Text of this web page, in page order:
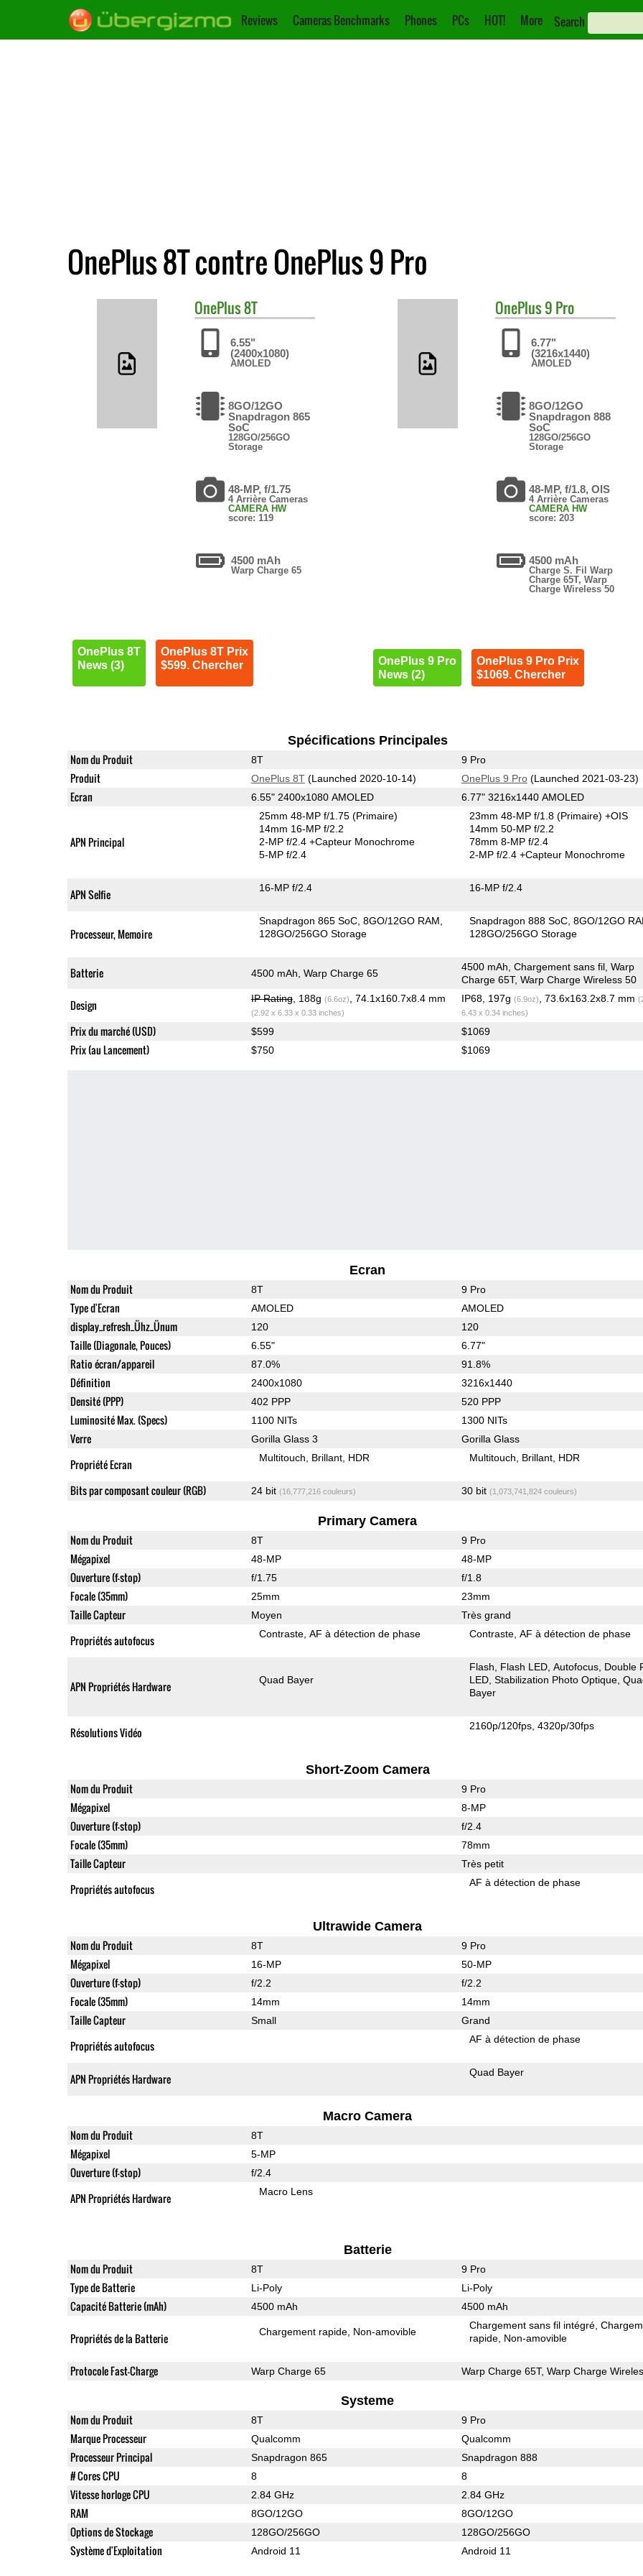
Reviews Cameras Benchmarks Phones PCs HOT! More Search
OnePlus 8T contre OnePlus 9 Pro
OnePlus8T
6.55"
(2400x1080)
AMOLED
8GO/12GO
Snapdragon 865
SoC
128GO/256GO
Storage
48-MP, f/1.75
4 Arrière Cameras
CAMERA HW
score: 119
4500 mAh
Warp Charge 65
OnePlus 8T
News (3)
OnePlus 8T Prix
$599. Chercher
OnePlus9 Pro
6.77"
(3216x1440)
AMOLED
8GO/12GO
Snapdragon 888
SoC
128GO/256GO
Storage
48-MP, f/1.8, OIS
4 Arrière Cameras
CAMERA HW
score: 203
4500 mAh
Charge S. Fil Warp
Charge 65T, Warp
Charge Wireless 50
OnePlus 9 Pro
News (2)
OnePlus 9 Pro Prix
$1069. Chercher
Spécifications Principales
Nom du Produit 8T 9 Pro
Produit OnePlus 8T(Launched 2020-10-14) OnePlus 9 Pro(Launched 2021-03-23)
Ecran 6.55" 2400x1080 AMOLED 6.77" 3216x1440 AMOLED
APN Principal
25mm 48-MP f/1.75(Primaire)
14mm 16-MP f/2.2
2-MP f/2.4+Capteur Monochrome
5-MP f/2.4
23mm 48-MP f/1.8(Primaire) +OIS
14mm 50-MP f/2.2
78mm 8-MP f/2.4
2-MP f/2.4+Capteur Monochrome
APN Selfie 16-MP f/2.4 16-MP f/2.4
Processeur, Memoire
Snapdragon 865 SoC 8GO/12GO RAM
128GO/256GO Storage
Snapdragon 888 SoC 8GO/12GO
128GO/256GO Storage
Batterie 4500 mAh, Warp Charge 65
4500 mAh, Chargement sans fil, Warp
Charge 65T, Warp Charge Wireless 50
Design IP Rating, 188g (6.6oz) , 74.1x160.7x8.4 mm
(2.92 x 6.33 x 0.33 inches)
IP68, 197g (6.9oz) , 73.6x163.2x8.7 mm
6.43 x 0.34 inches)
Prix du marché (USD) $599 $1069
Prix (au Lancement) $750 $1069
Ecran
Nom du Produit 8T 9 Pro
Type d'Ecran AMOLED AMOLED
display_refresh_Ühz_Ünum 120 120
Taille (Diagonale, Pouces) 6.55" 6.77"
Ratio écran/appareil 87.0% 91.8%
Définition 2400x1080 3216x1440
Densité (PPP) 402 PPP 520 PPP
Luminosité Max. (Specs) 1100 NITs 1300 NITs
Verre Gorilla Glass 3 Gorilla Glass
Propriété Ecran Multitouch Brillant HDR Multitouch Brillant HDR
Bits par composant couleur (RGB) 24 bit (16,777,216 couleurs) 30 bit (1,073,741,824 couleurs)
Primary Camera
Nom du Produit 8T 9 Pro
Mégapixel 48-MP 48-MP
Ouverture (f-stop) f/1.75 f/1.8
Focale (35mm) 25mm 23mm
Taille Capteur Moyen Très grand
Propriétés autofocus Contraste AF à détection de phase Contraste AF à détection de phase
APN Propriétés Hardware Quad Bayer
Flash Flash LED Autofocus Double
LED Stabilization Photo Optique
Bayer
Résolutions Vidéo 2160p/120fps 4320p/30fps
Short-Zoom Camera
Nom du Produit 9 Pro
Mégapixel 8-MP
Ouverture (f-stop) f/2.4
Focale (35mm) 78mm
Taille Capteur Très petit
Propriétés autofocus AF à détection de phase
Ultrawide Camera
Nom du Produit 8T 9 Pro
Mégapixel 16-MP 50-MP
Ouverture (f-stop) f/2.2 f/2.2
Focale (35mm) 14mm 14mm
Taille Capteur Small Grand
Propriétés autofocus AF à détection de phase
APN Propriétés Hardware Quad Bayer
Macro Camera
Nom du Produit 8T
Mégapixel 5-MP
Ouverture (f-stop) f/2.4
APN Propriétés Hardware Macro Lens
Batterie
Nom du Produit 8T 9 Pro
Type de Batterie Li-Poly Li-Poly
Capacité Batterie (mAh) 4500 mAh 4500 mAh
Propriétés de la Batterie Chargement rapide Non-amovible
Chargement sans fil intégré
rapide Non-amovible
Protocole Fast-Charge Warp Charge 65 Warp Charge 65T, Warp Charge
Systeme
Nom du Produit 8T 9 Pro
Marque Processeur Qualcomm Qualcomm
Processeur Principal Snapdragon 865 Snapdragon 888
# Cores CPU 8 8
Vitesse horloge CPU 2.84 GHz 2.84 GHz
RAM 8GO/12GO 8GO/12GO
Options de Stockage 128GO/256GO 128GO/256GO
Système d'Exploitation Android 11 Android 11